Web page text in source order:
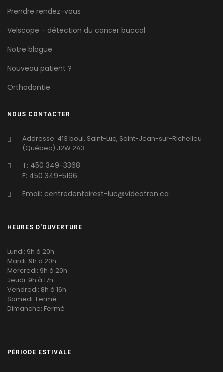
Prendre rendez-vous
Velscope - détection du cancer buccal
Notre blogue
Nouveau patient ?
Orthodontie
NOUS CONTACTER
Addresse: 413 boul. Saint-Luc, Saint-Jean-sur-Richelieu
(Québec) J2W 2A3
T: 450 349-3368
F: 450 349-5166
Email: centredentairest-luc@videotron.ca
HEURES D'OUVERTURE
Lundi: 9h à 20h
Mardi: 9h à 20h
Mercredi: 9h à 20h
Jeudi: 9h à 17h
Vendredi: 8h à 16h
Samedi: Fermé
Dimanche: Fermé
PÉRIODE ESTIVALE